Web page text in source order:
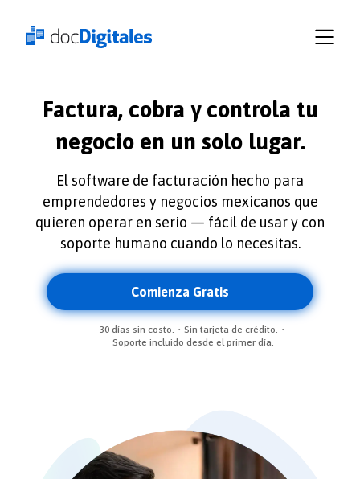
Recursos
docDigitales
docDigitales
PYMES
Factura, cobra y controla tu
negocio en un solo lugar.
El software de facturación hecho para
emprendedores y negocios mexicanos que
quieren operar en serio — fácil de usar y con
soporte humano cuando lo necesitas.
Comienza Gratis
30 días sin costo.
Sin tarjeta de crédito.
Soporte incluido desde el primer día.